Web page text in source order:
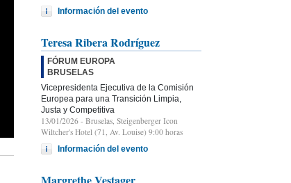
Información del evento
Teresa Ribera Rodríguez
FÓRUM EUROPA
BRUSELAS
Vicepresidenta Ejecutiva de la Comisión
Europea para una Transición Limpia,
Justa y Competitiva
13/01/2026 - Bruselas, Steigenberger Icon
Wiltcher's Hotel (71, Av. Louise) 9:00 horas
Información del evento